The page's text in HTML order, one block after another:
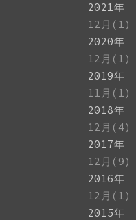
2021年
12月(1)
2020年
12月(1)
2019年
11月(1)
2018年
12月(4)
2017年
12月(9)
2016年
12月(1)
2015年